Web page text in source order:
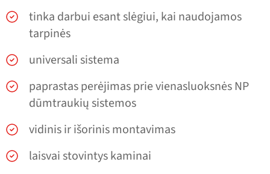
tinka darbui esant slėgiui, kai naudojamos
tarpinės
universali sistema
paprastas perėjimas prie vienasluoksnės NP
dūmtraukių sistemos
vidinis ir išorinis montavimas
laisvai stovintys kaminai